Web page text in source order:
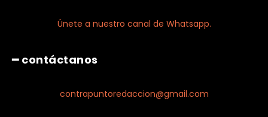
Únete a nuestro canal de Whatsapp.
━ contáctanos
contrapuntoredaccion@gmail.com